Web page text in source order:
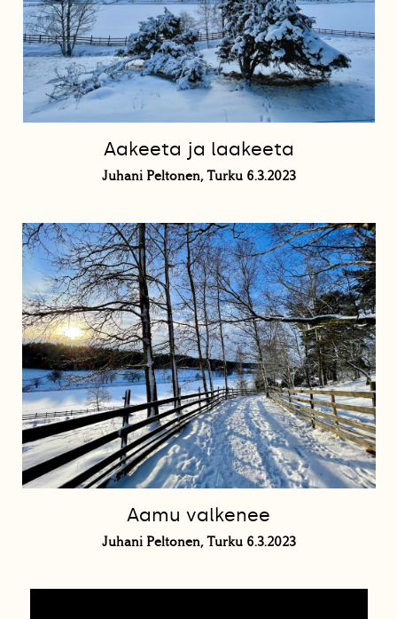
Aakeeta ja laakeeta
Juhani Peltonen, Turku 6.3.2023
Aamu valkenee
Juhani Peltonen, Turku 6.3.2023